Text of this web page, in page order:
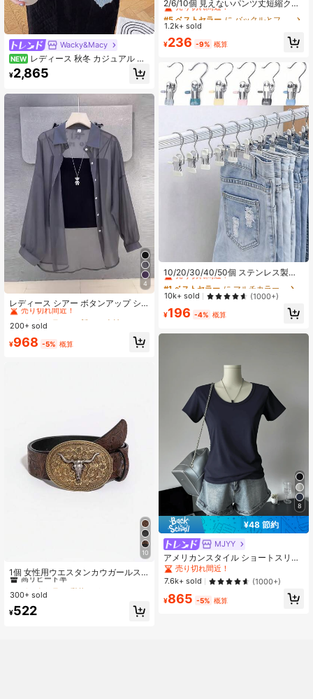
Wacky&Macy
NEW レディース 秋冬 カジュアル ミ
ニマル ヴィンテージ 優しい ストラ
イプ フリンジ付き セーターカーディ
¥2,865
4
レディース シアー ボタンアップ シ
ャツカラー 長袖 レギュラーフィット
ポリエステル トップス、秋のファッ
択。夏
#5 ベストセラー
売り切れ間近！
#5 ベストセラー
売り切れ間近！
#5 ベストセラー
売り切れ間近！
#5 ベストセラー
売り切れ間近！
200+ sold
¥968 -5% 概算
10
1個 女性用ウエスタンカウガールス
タイル エンボス加工ビンテージバッ
クルベルト、ミュージックフェステ
ィバル夏、学校秋、秋、ハロウィン
高リピート率
#6 ベストセラー
高リピート率
#6 ベストセラー
高リピート率
#6 ベストセラー
動物の ウィメンズベルト&ベルトアクセサリー
300+ sold
¥522
2/6/10個 見えないパンツ丈短縮クリ
ップ、シームレスパンツ丈クリッ
プ、隠しパンツ丈ヘミング、滑り止
の引きずりを防ぐ、シームレスパン
ンツ、カスタム衣類に適しています
売り切れ間近！
#5 ベストセラー
売り切れ間近！
#5 ベストセラー
売り切れ間近！
#5 ベストセラー
に バックルとフック バックルとフック
売り切れ間近！
1.2k+ sold
¥236 -9% 概算
10/20/30/40/50個 ステンレス製衣
類クリップ、ステンレス製パンツハ
ンガークリップ フック付き、錆びに
くい省スペースハンガークリップ、
ジーンズ、パンツ、スカート、ブー
ツ、クローゼット整理、寮の洗濯、
#1 ベストセラー
に マルチカラー パンツラック
売り切れ間近！
#1 ベストセラー
売り切れ間近！
#1 ベストセラー
売り切れ間近！
#1 ベストセラー
売り切れ間近！
10k+ sold (1000+)
¥196 -4% 概算
8
¥48 節約
MJYY
アメリカンスタイル ショートスリー
ブ クルーネック フィットTシャツ レ
ディース ホワイト 春夏カジュアル
売り切れ間近！
7.6k+ sold
(1000+)
¥865 -5% 概算